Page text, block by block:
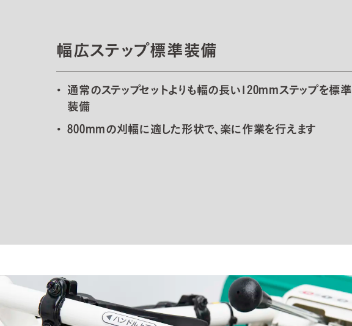
幅広ステップ標準装備
通常のステップセットよりも幅の長い120mmステップを標準
装備
800mmの刈幅に適した形状で、楽に作業を行えます